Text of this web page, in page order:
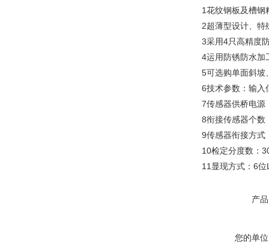
1花纹钢板及槽钢
2超薄型设计、特
3采用4只高精度
4运用防锈防水加
5可选购单面斜坡
6技术参数：输入
7传感器供桥电源
8衔接传感器个
9传感器衔接方式
10检定分度数：
11显现方式：6
产
您的单